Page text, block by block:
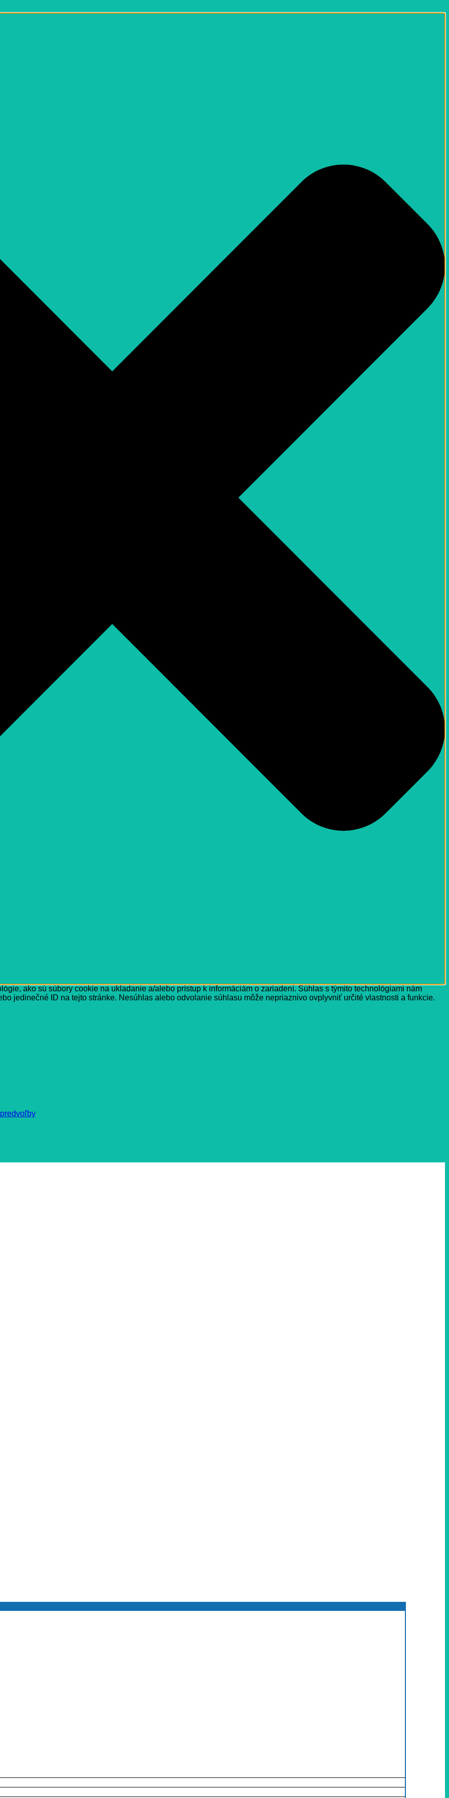
ako sú súbory cookie na ukladanie a/alebo prístup k informáciám o zariadení. Súhlas s týmito technológiami nám
jedinečné ID na tejto stránke. Nesúhlas alebo odvolanie súhlasu môže nepriaznivo ovplyvniť určité vlastnosti a funkcie.